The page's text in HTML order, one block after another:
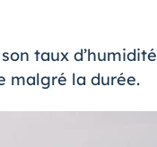
taux d’humidité
malgré la durée.